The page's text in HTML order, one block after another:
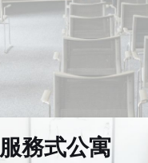
服務式公寓